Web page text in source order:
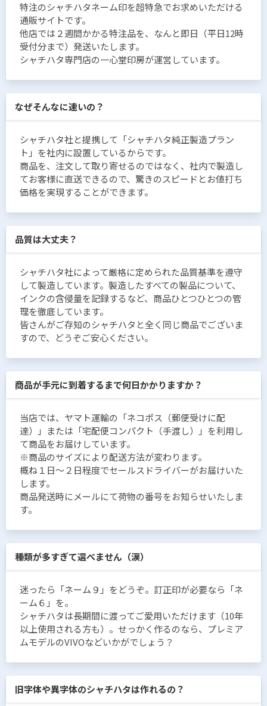
特注のシャチハタネーム印を超特急でお求めいただける
通販サイトです。
他店では２週間かかる特注品を、なんと即日（平日12時
受付分まで）発送いたします。
シャチハタ専門店の一心堂印房が運営しています。
なぜそんなに速いの？
シャチハタ社と提携して「シャチハタ純正製造プラン
ト」を社内に設置しているからです。
商品を、注文して取り寄せるのではなく、社内で製造し
てお客様に直送できるので、驚きのスピードとお値打ち
価格を実現することができます。
品質は大丈夫？
シャチハタ社によって厳格に定められた品質基準を遵守
して製造しています。製造したすべての製品について、
インクの含侵量を記録するなど、商品ひとつひとつの管
理を徹底しています。
皆さんがご存知のシャチハタと全く同じ商品でございま
すので、どうぞご安心ください。
商品が手元に到着するまで何日かかりますか？
当店では、ヤマト運輸の「ネコポス（郵便受けに配
達）」または「宅配便コンパクト（手渡し）」を利用し
て商品をお届けしています。
※商品のサイズにより配送方法が変わります。
概ね１日〜２日程度でセールスドライバーがお届けいた
します。
商品発送時にメールにて荷物の番号をお知らせいたしま
す。
種類が多すぎて選べません（涙）
迷ったら「ネーム９」をどうぞ。訂正印が必要なら「ネ
ーム６」を。
シャチハタは長期間に渡ってご愛用いただけます（10年
以上使用される方も）。せっかく作るのなら、プレミア
ムモデルのVIVOなどいかがでしょう？
旧字体や異字体のシャチハタは作れるの？